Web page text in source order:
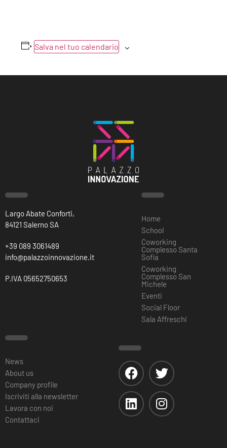
Salva nel tuo calendario
Largo Abate Conforti,
84121 Salerno SA
+39 089 3061489
info@palazzoinnovazione.it
P.IVA 05652750653
Home
School
Coworking
Complesso Santa
Sofia
Coworking
Complesso San
Michele
Eventi
Social Floor
Sala Affreschi
News
About us
Company profile
Iscriviti alla newsletter
Lavora con noi
Contattaci